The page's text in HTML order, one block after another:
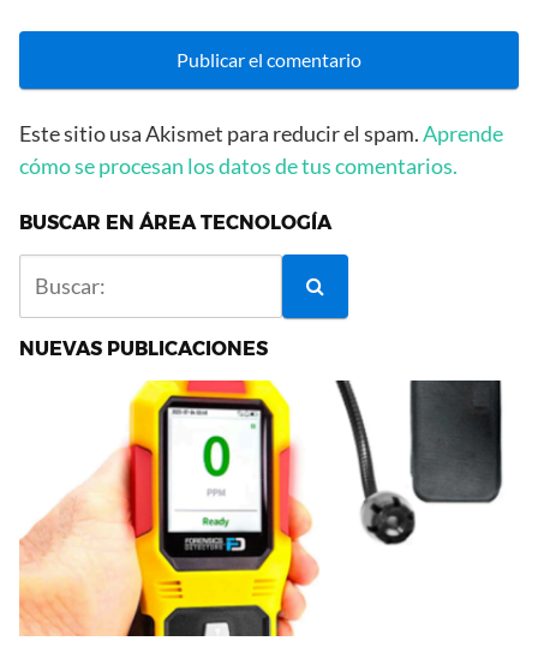
Este sitio usa Akismet para reducir el spam.Aprende
cómo se procesan los datos de tus comentarios.
BUSCAR EN ÁREA TECNOLOGÍA
NUEVAS PUBLICACIONES